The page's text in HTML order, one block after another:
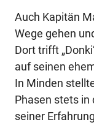
Auch Kapitän
Wege gehen
Dort trifft
auf seinen
In Minden
Phasen stets
seiner